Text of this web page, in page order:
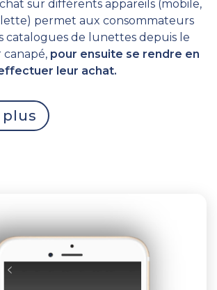
sur différents appareils (mobile,
permet aux consommateurs
catalogues de lunettes depuis le
pour ensuite se rendre en
leur achat.
plus